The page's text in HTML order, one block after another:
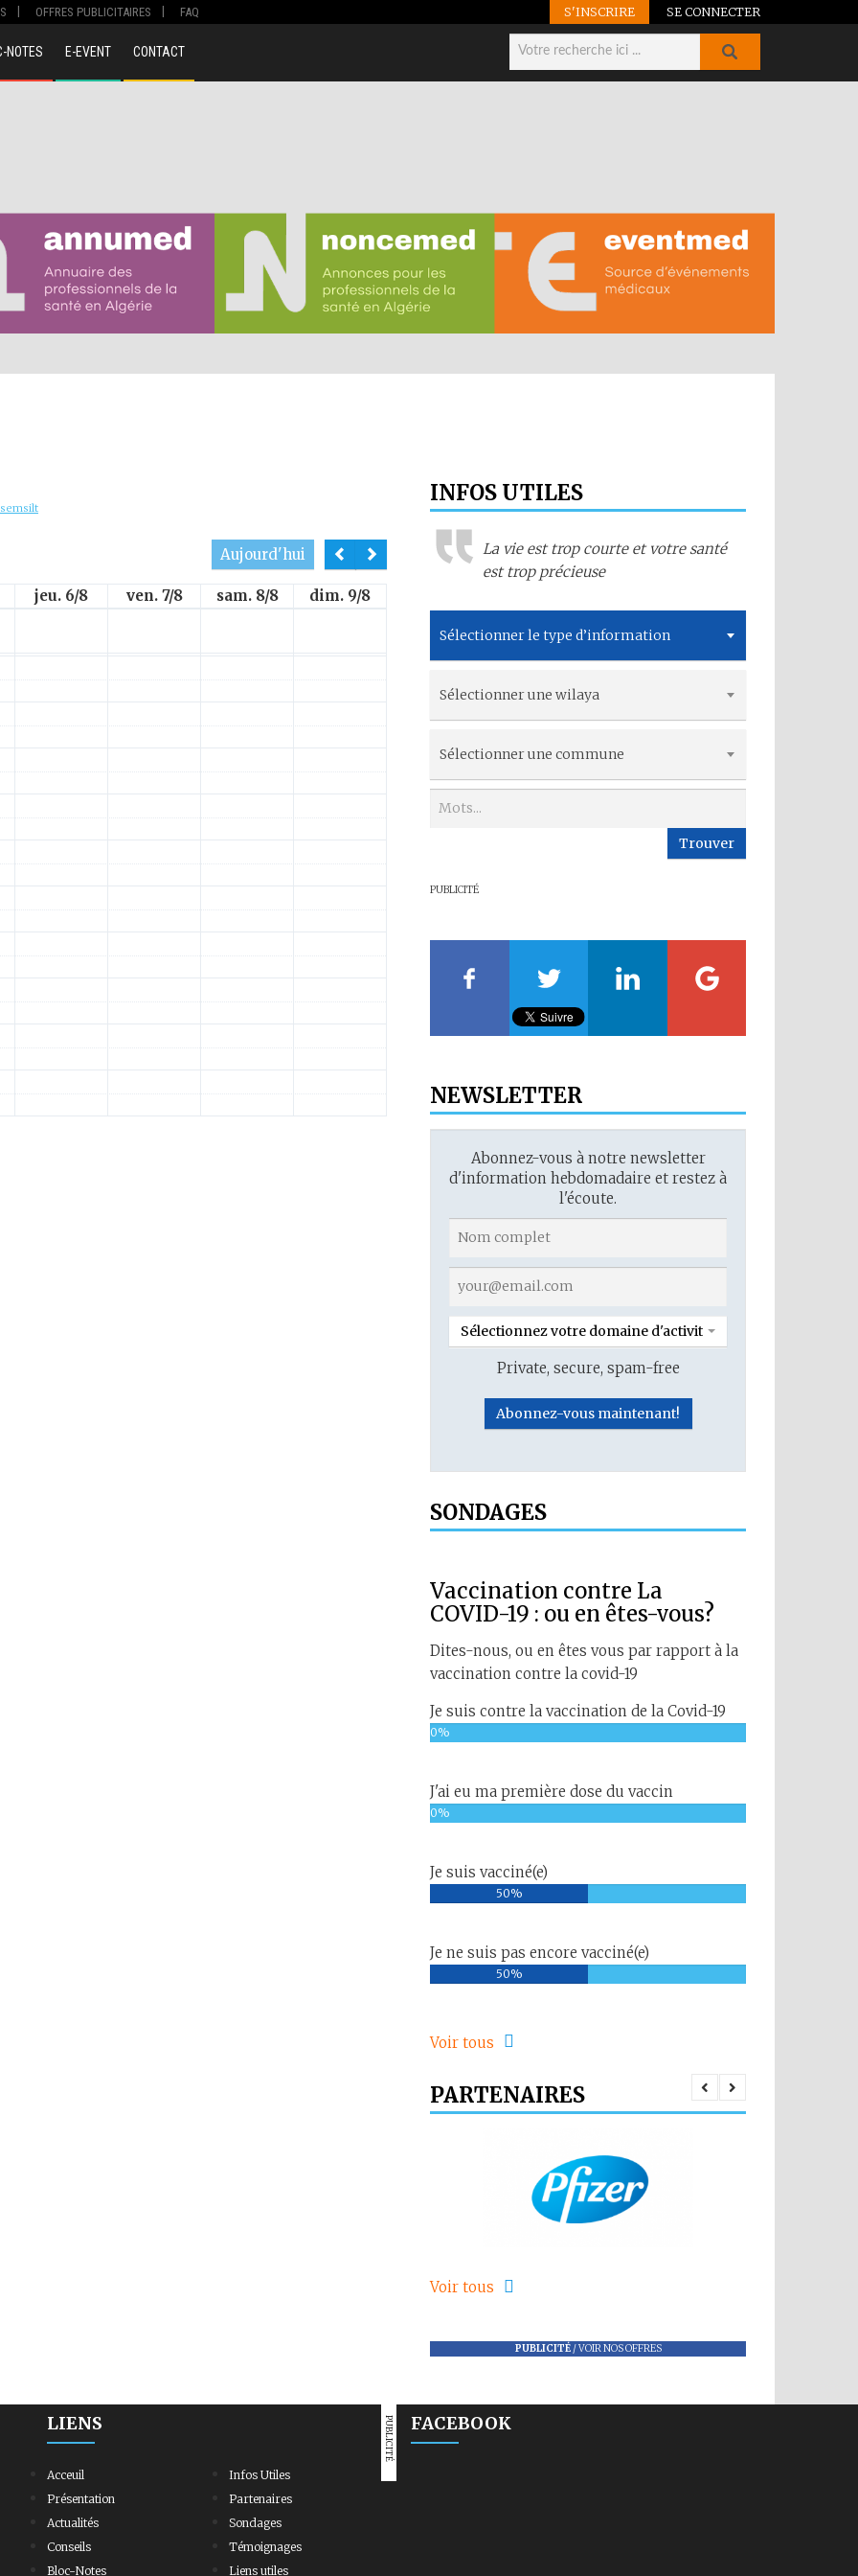
OFFRES PUBLICITAIRES FAQ S'INSCRIRE SE CONNECTER
NOTES E-EVENT CONTACT
Aujourd'hui
jeu. 6/8 ven. 7/8 sam. 8/8
dim. 9/8
INFOS UTILES
La vie est trop courte et votre santé
est trop précieuse
Sélectionner le type d’information
Sélectionner une wilaya
Sélectionner une commune
Trouver
PUBLICITÉ
NEWSLETTER
Abonnez-vous à notre newsletter
d'information hebdomadaire et restez à
l'écoute.
Sélectionnez votre domaine d'activité
Private, secure, spam-free
SONDAGES
Vaccination contre La
COVID-19 : ou en êtes-vous?
Dites-nous, ou en êtes vous par rapport à la
vaccination contre la covid-19
Je suis contre la vaccination de la Covid-19
0%
J'ai eu ma première dose du vaccin
0%
Je suis vacciné(e)
50%
Je ne suis pas encore vacciné(e)
50%
Voir tous
PARTENAIRES
Voir tous
PUBLICITÉ/VOIR NOS OFFRES
PUBLICITÉ
LIENS
Acceuil
Présentation
Actualités
Conseils
Bloc-Notes
Infos Utiles
Partenaires
Sondages
Témoignages
Liens utiles
FACEBOOK